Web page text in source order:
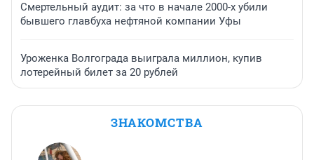
Смертельный аудит: за что в начале 2000-х убили
бывшего главбуха нефтяной компании Уфы
Уроженка Волгограда выиграла миллион, купив
лотерейный билет за 20 рублей
ЗНАКОМСТВА